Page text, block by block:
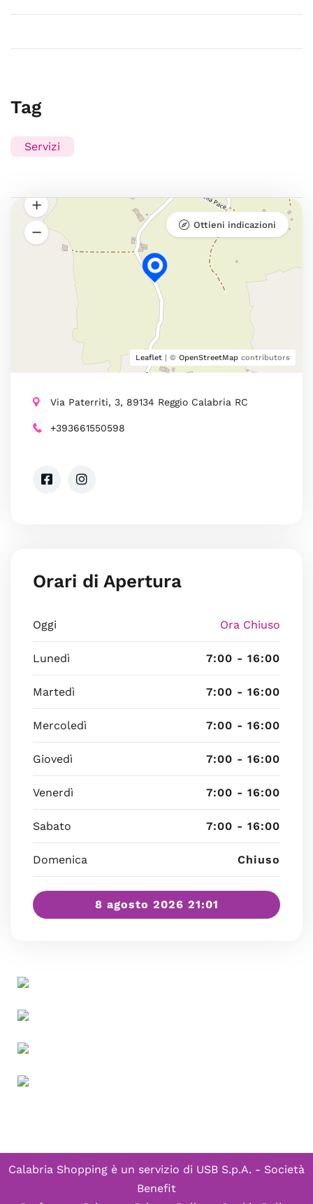
Tag
Servizi
Leaflet | © OpenStreetMap contributors
Ottieni indicazioni
Via Paterriti, 3, 89134 Reggio Calabria RC
+393661550598
Orari di Apertura
Oggi Ora Chiuso
Lunedì 7:00 - 16:00
Martedì 7:00 - 16:00
Mercoledì 7:00 - 16:00
Giovedì 7:00 - 16:00
Venerdì 7:00 - 16:00
Sabato 7:00 - 16:00
Domenica Chiuso
8 agosto 2026 21:01
Calabria Shopping è un servizio di USB S.p.A. - Società
Benefit